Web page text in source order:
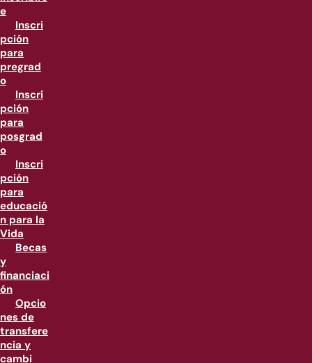
e
Inscri
pción
para
pregrad
o
Inscri
pción
para
posgrad
o
Inscri
pción
para
educació
n para la
Vida
Becas
y
financiaci
ón
Opcio
nes de
transfere
ncia y
cambi